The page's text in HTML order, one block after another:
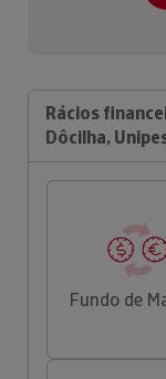
Rácios
Dôcilha,
Fundo de